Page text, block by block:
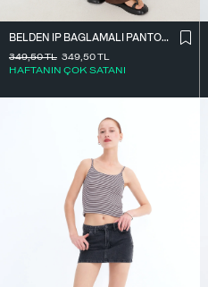
BELDEN İ̇P BAĞLAMALI PANTOLON PN16372-İ6
349,50TL
HAFTANIN ÇOK SATANI
349,50TL